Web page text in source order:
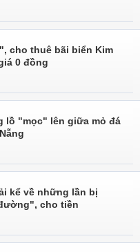
cho thuê bãi biển Kim
0 đồng
lồ "mọc" lên giữa mỏ đá
kể về những lần bị
cho tiền